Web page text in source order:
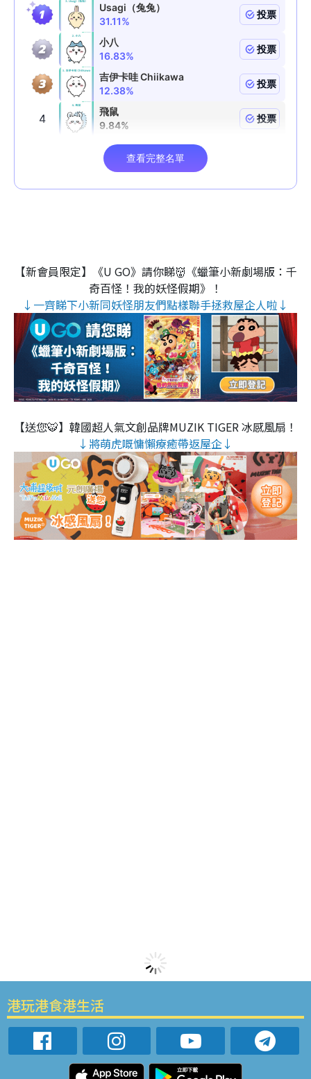
【新會員限定】《U GO》請你睇👹《蠟筆小新劇場版：千
奇百怪！我的妖怪假期》！
↓一齊睇下小新同妖怪朋友們點樣聯手拯救屋企人啦↓
【送您🐯】韓國超人氣文創品牌MUZIK TIGER 冰感風扇！
↓將萌虎嘅慵懶療癒帶返屋企↓
港玩港食港生活